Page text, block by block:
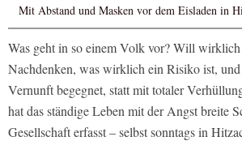
Mit Abstand und Masken vor dem Eisladen in
Was geht in so einem Volk vor? Will
Nachdenken, was wirklich ein Risiko ist,
Vernunft begegnet, statt mit totaler
hat das ständige Leben mit der Angst breite
Gesellschaft erfasst – selbst sonntags in